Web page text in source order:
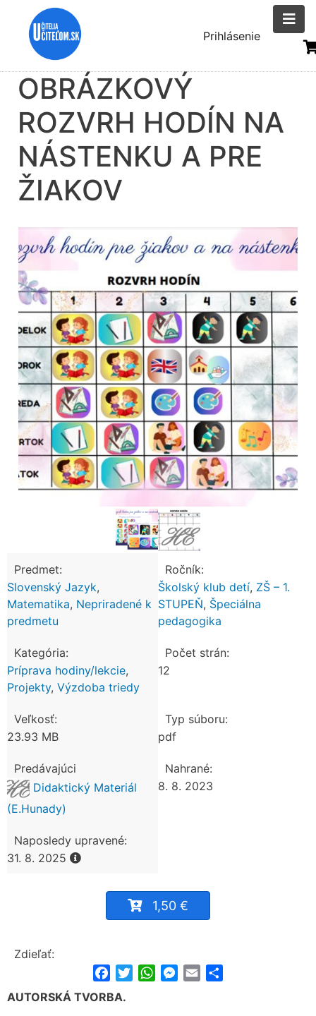
Menu
Prihlásenie
OBRÁZKOVÝ
ROZVRH HODÍN NA
NÁSTENKU A PRE
ŽIAKOV
Predmet:
Slovenský Jazyk,
Matematika, Nepriradené k
predmetu
Ročník:
Školský klub detí, ZŠ – 1.
STUPEŇ, Špeciálna
pedagogika
Kategória:
Príprava hodiny/lekcie,
Projekty, Výzdoba triedy
Počet strán:
12
Veľkosť:
23.93 MB
Typ súboru:
pdf
Predávajúci
Didaktický Materiál
(E.Hunady)
Nahrané:
8. 8. 2023
Naposledy upravené:
31. 8. 2025
1,50 €
Zdieľať:
FacebookTwitterWhatsApp
Messenger
Email
AUTORSKÁ TVORBA.